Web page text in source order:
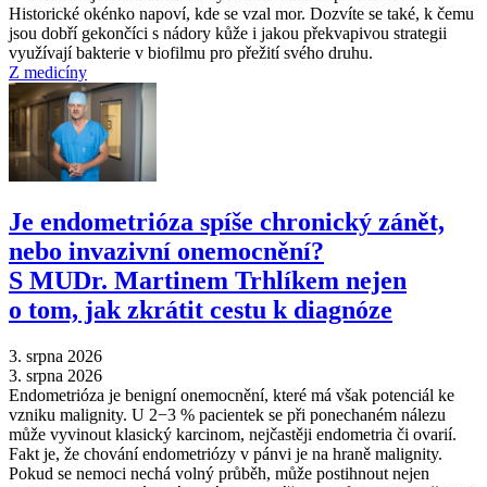
Historické okénko napoví, kde se vzal mor. Dozvíte se také, k čemu
jsou dobří gekončíci s nádory kůže i jakou překvapivou strategii
využívají bakterie v biofilmu pro přežití svého druhu.
Z medicíny
Je endometrióza spíše chronický zánět,
nebo invazivní onemocnění?
S MUDr. Martinem Trhlíkem nejen
o tom, jak zkrátit cestu k diagnóze
3. srpna 2026
3. srpna 2026
Endometrióza je benigní onemocnění, které má však potenciál ke
vzniku malignity. U 2−3 % pacientek se při ponechaném nálezu
může vyvinout klasický karcinom, nejčastěji endometria či ovarií.
Fakt je, že chování endometriózy v pánvi je na hraně malignity.
Pokud se nemoci nechá volný průběh, může postihnout nejen